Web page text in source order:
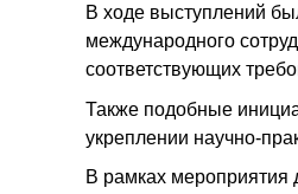
В ходе выступлений
международного
соответствующих
Также подобные
укреплении научно-
В рамках мероприятия